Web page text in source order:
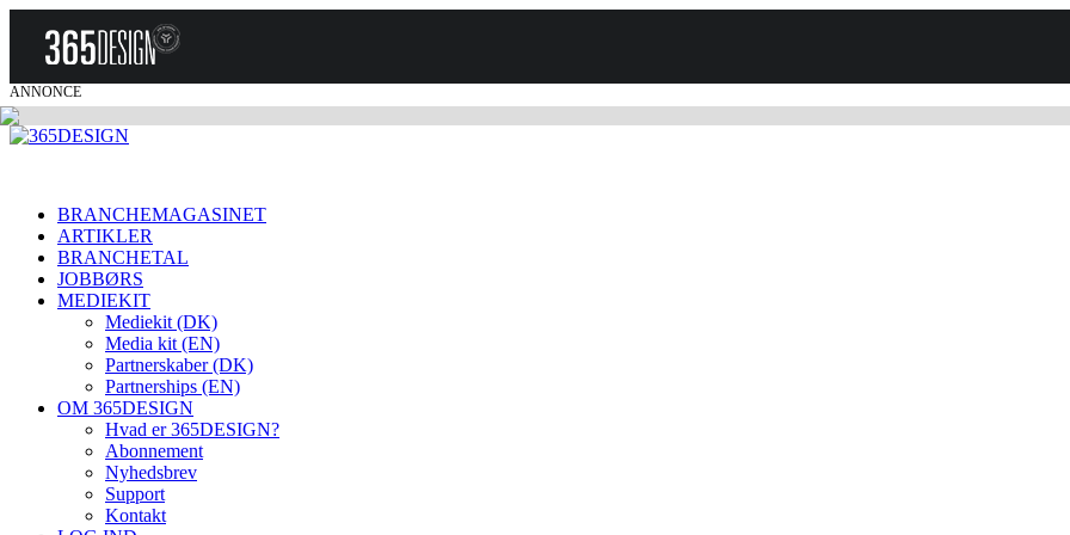
ANNONCE
BRANCHEMAGASINET
ARTIKLER
BRANCHETAL
JOBBØRS
MEDIEKIT
Mediekit (DK)
Media kit (EN)
Partnerskaber (DK)
Partnerships (EN)
OM 365DESIGN
Hvad er 365DESIGN?
Abonnement
Nyhedsbrev
Support
Kontakt